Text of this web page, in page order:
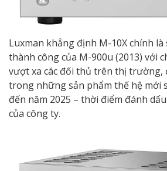
Luxman khẳng định M-10X chính
thành công của M-900u (2013) với
vượt xa các đối thủ trên thị trường,
trong những sản phẩm thế hệ mới
đến năm 2025 – thời điểm đánh
của công ty.